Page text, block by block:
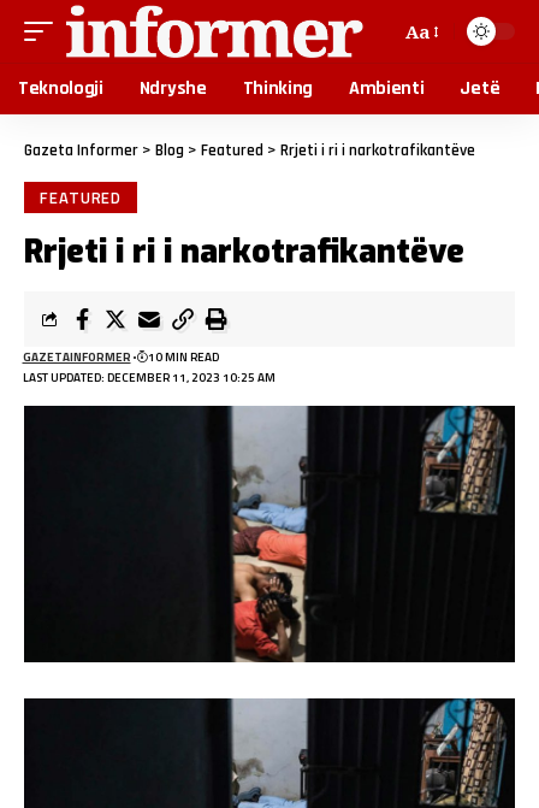
Aa
Teknologji Ndryshe Thinking Ambienti Jetë
Gazeta Informer > Blog > Featured > Rrjeti i ri i narkotrafikantëve
FEATURED
Rrjeti i ri i narkotrafikantëve
LAST UPDATED: DECEMBER 11, 2023 10:25 AM
GAZETAINFORMER 10 MIN READ